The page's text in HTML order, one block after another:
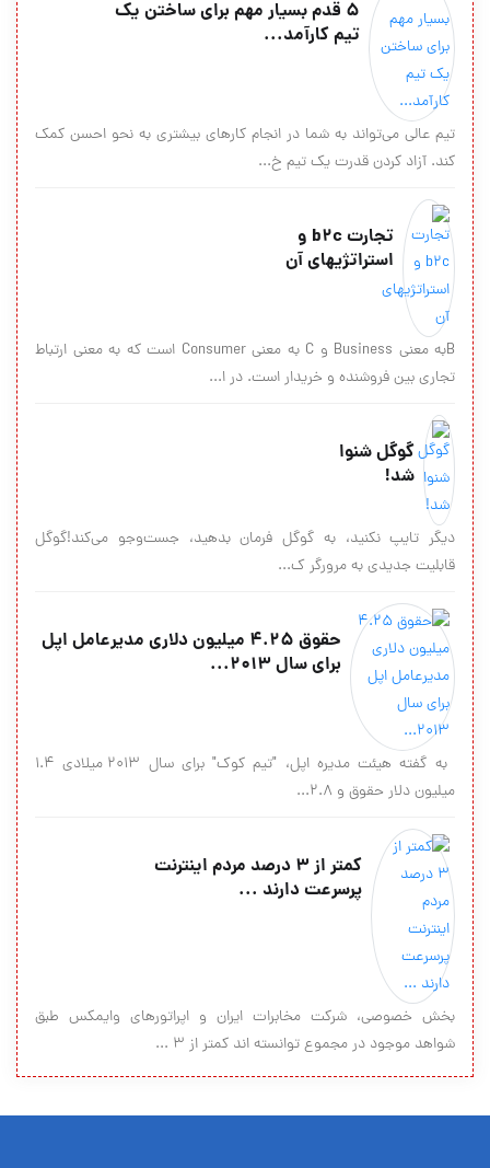
۵ قدم بسیار مهم برای ساختن یک
تیم کارآمد...
تیم عالی می‌تواند به شما در انجام کارهای بیشتری به نحو احسن کمک
کند. آزاد کردن قدرت یک تیم خ...
تجارت b2c و
استراتژیهای آن
Bبه معني Business و C به معني Consumer است كه به معني ارتباط
تجاري بين فروشنده و خريدار است. در ا...
گوگل شنوا
شد!
دیگر تایپ نکنید، به گوگل فرمان بدهید، جست‌وجو می‌کند!گوگل
قابلیت جدیدی به مرورگر ک...
حقوق 4.25 میلیون دلاری مدیرعامل اپل
برای سال 2013...
به گفته هیئت مدیره اپل، "تیم کوک" برای سال 2013 میلادی 1.4
میلیون دلار حقوق و 2.8...
کمتر از 3 درصد مردم اینترنت
پرسرعت دارند ...
بخش خصوصی، شرکت مخابرات ایران و اپراتورهای وایمکس طبق
شواهد موجود در مجموع توانسته اند کمتر از 3 ...